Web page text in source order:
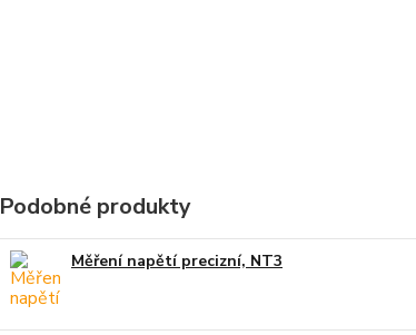
Podobné produkty
Měření napětí precizní, NT3